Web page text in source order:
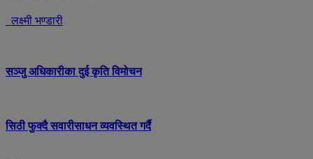
लक्ष्मी भण्डारी
सञ्जु अधिकारीका दुई कृति विमोचन
सिठी फुक्दै सवारीसाधन व्यवस्थित गर्दै